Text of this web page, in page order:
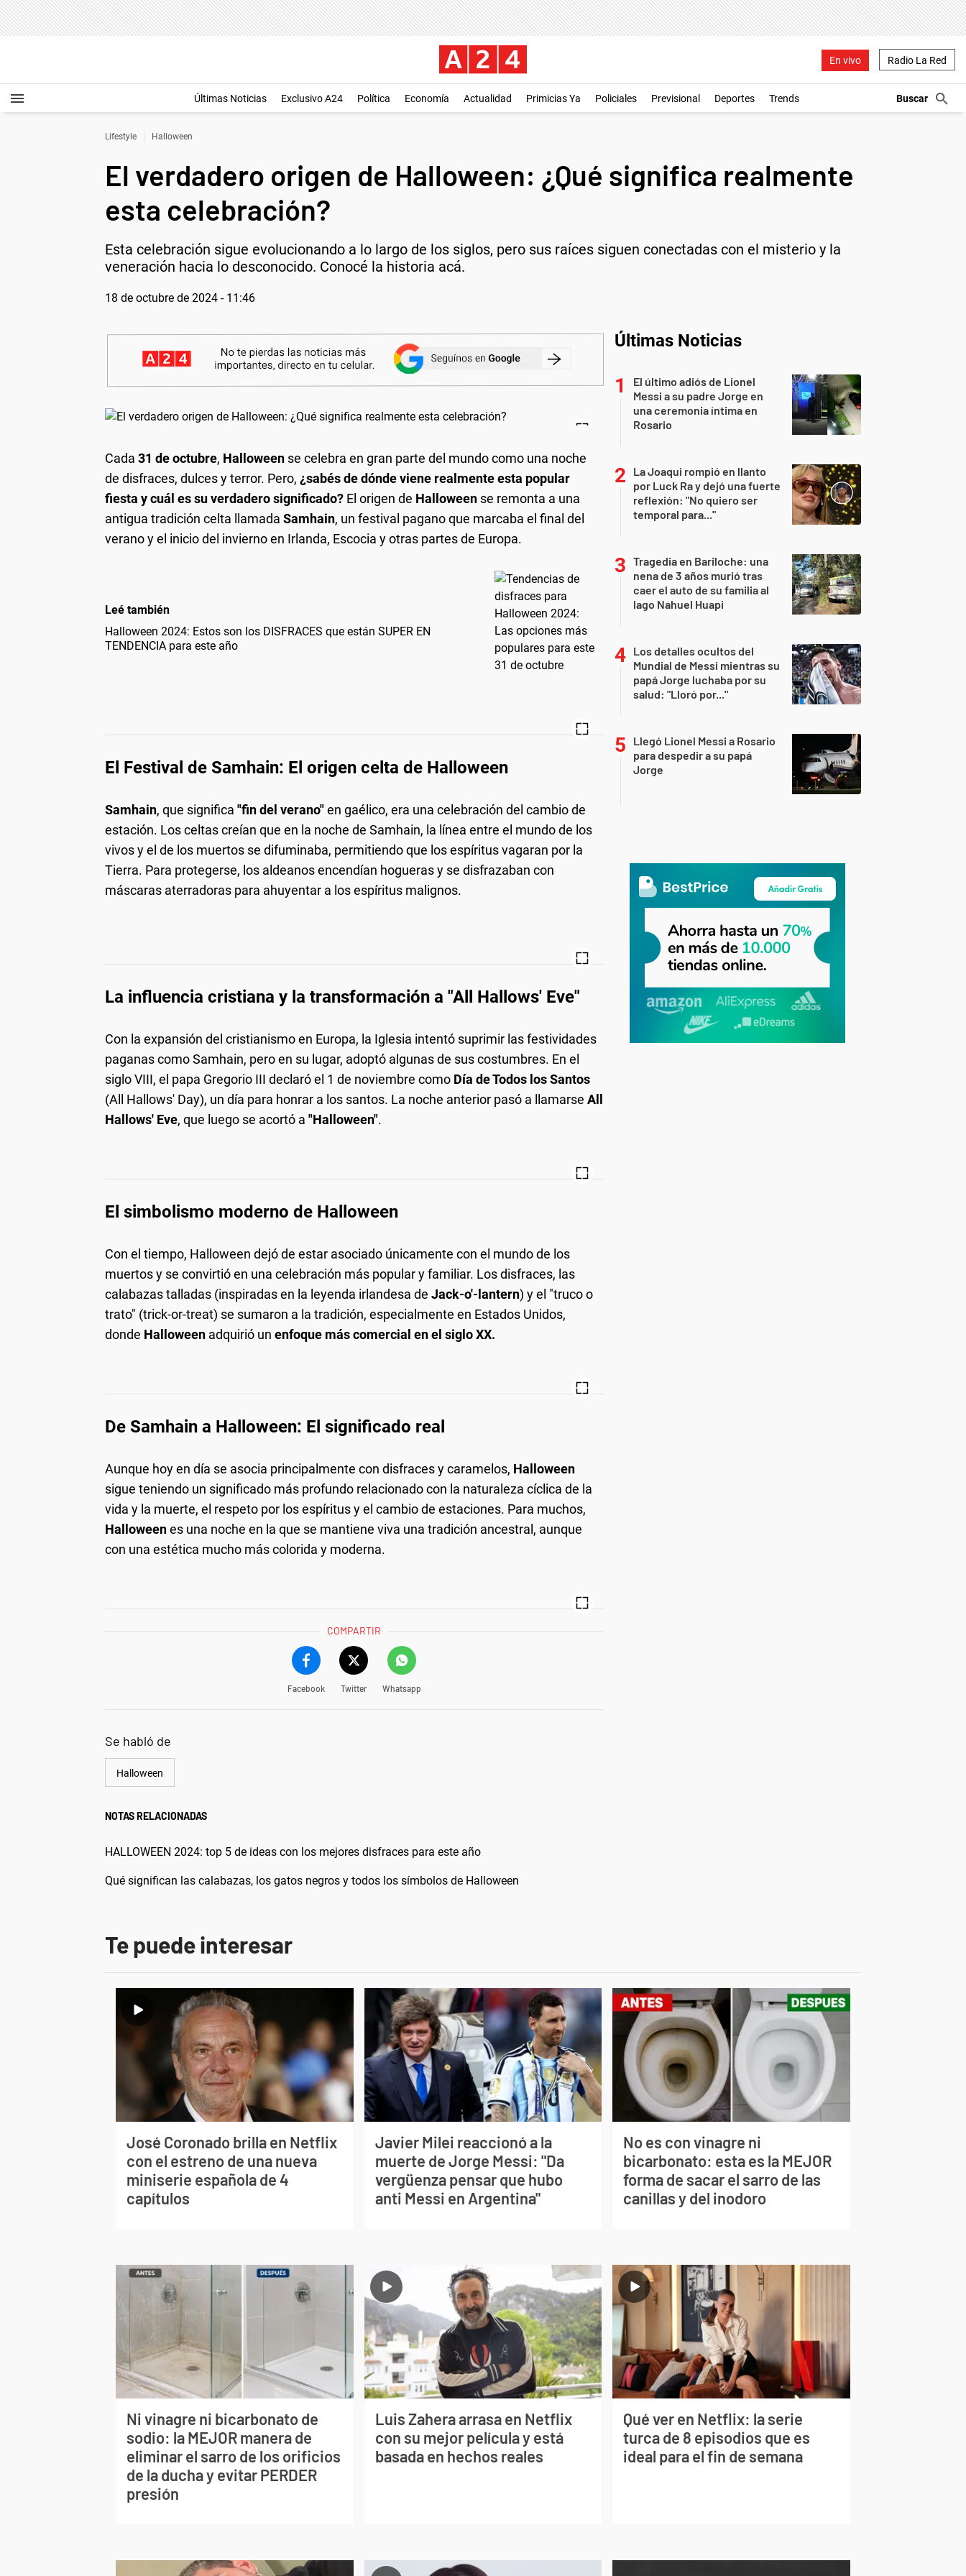
En vivo Radio La Red
Últimas Noticias Exclusivo A24 Política Economía Actualidad Primicias Ya Policiales Previsional Deportes Trends
Lifestyle Halloween
El verdadero origen de Halloween: ¿Qué significa realmente
esta celebración?
Esta celebración sigue evolucionando a lo largo de los siglos, pero sus raíces siguen conectadas con el misterio y la
veneración hacia lo desconocido. Conocé la historia acá.
18 de octubre de 2024 - 11:46
Cada 31 de octubre, Halloween se celebra en gran parte del mundo como una noche
de disfraces, dulces y terror. Pero, ¿sabés de dónde viene realmente esta popular
fiesta y cuál es su verdadero significado? El origen de Halloween se remonta a una
antigua tradición celta llamada Samhain, un festival pagano que marcaba el final del
verano y el inicio del invierno en Irlanda, Escocia y otras partes de Europa.
Leé también
Halloween 2024: Estos son los DISFRACES que están SUPER EN
TENDENCIA para este año
El Festival de Samhain: El origen celta de Halloween
Samhain, que significa "fin del verano"en gaélico, era una celebración del cambio de
estación. Los celtas creían que en la noche de Samhain, la línea entre el mundo de los
vivos y el de los muertos se difuminaba, permitiendo que los espíritus vagaran por la
Tierra. Para protegerse, los aldeanos encendían hogueras y se disfrazaban con
máscaras aterradoras para ahuyentar a los espíritus malignos.
La influencia cristiana y la transformación a "All Hallows' Eve"
Con la expansión del cristianismo en Europa, la Iglesia intentó suprimir las festividades
paganas como Samhain, pero en su lugar, adoptó algunas de sus costumbres. En el
siglo VIII, el papa Gregorio III declaró el 1 de noviembre como Día de Todos los Santos
(All Hallows' Day), un día para honrar a los santos. La noche anterior pasó a llamarse All
Hallows' Eve, que luego se acortó a "Halloween".
El simbolismo moderno de Halloween
Con el tiempo, Halloween dejó de estar asociado únicamente con el mundo de los
muertos y se convirtió en una celebración más popular y familiar. Los disfraces, las
calabazas talladas (inspiradas en la leyenda irlandesa de Jack-o'-lantern) y el "truco o
trato" (trick-or-treat) se sumaron a la tradición, especialmente en Estados Unidos,
donde Halloween adquirió un enfoque más comercial en el siglo XX.
De Samhain a Halloween: El significado real
Aunque hoy en día se asocia principalmente con disfraces y caramelos, Halloween
sigue teniendo un significado más profundo relacionado con la naturaleza cíclica de la
vida y la muerte, el respeto por los espíritus y el cambio de estaciones. Para muchos,
Halloweenes una noche en la que se mantiene viva una tradición ancestral, aunque
con una estética mucho más colorida y moderna.
COMPARTIR
Facebook Twitter Whatsapp
Se habló de
Halloween
NOTAS RELACIONADAS
HALLOWEEN 2024: top 5 de ideas con los mejores disfraces para este año
Qué significan las calabazas, los gatos negros y todos los símbolos de Halloween
Últimas Noticias
El último adiós de Lionel
Messi a su padre Jorge en
una ceremonia íntima en
Rosario
La Joaqui rompió en llanto
por Luck Ra y dejó una fuerte
reflexión: "No quiero ser
temporal para..."
Tragedia en Bariloche: una
nena de 3 años murió tras
caer el auto de su familia al
lago Nahuel Huapi
Los detalles ocultos del
Mundial de Messi mientras su
papá Jorge luchaba por su
salud: "Lloró por..."
Llegó Lionel Messi a Rosario
para despedir a su papá
Jorge
Te puede interesar
José Coronado brilla en Netflix
con el estreno de una nueva
miniserie española de 4
capítulos
Javier Milei reaccionó a la
muerte de Jorge Messi: "Da
vergüenza pensar que hubo
anti Messi en Argentina"
No es con vinagre ni
bicarbonato: esta es la MEJOR
forma de sacar el sarro de las
canillas y del inodoro
Ni vinagre ni bicarbonato de
sodio: la MEJOR manera de
eliminar el sarro de los orificios
de la ducha y evitar PERDER
presión
Luis Zahera arrasa en Netflix
con su mejor película y está
basada en hechos reales
Qué ver en Netflix: la serie
turca de 8 episodios que es
ideal para el fin de semana